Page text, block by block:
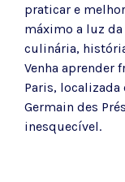
praticar e
máximo a luz da
culinária,
Venha aprender
Paris, localizada
Germain des
inesquecível.